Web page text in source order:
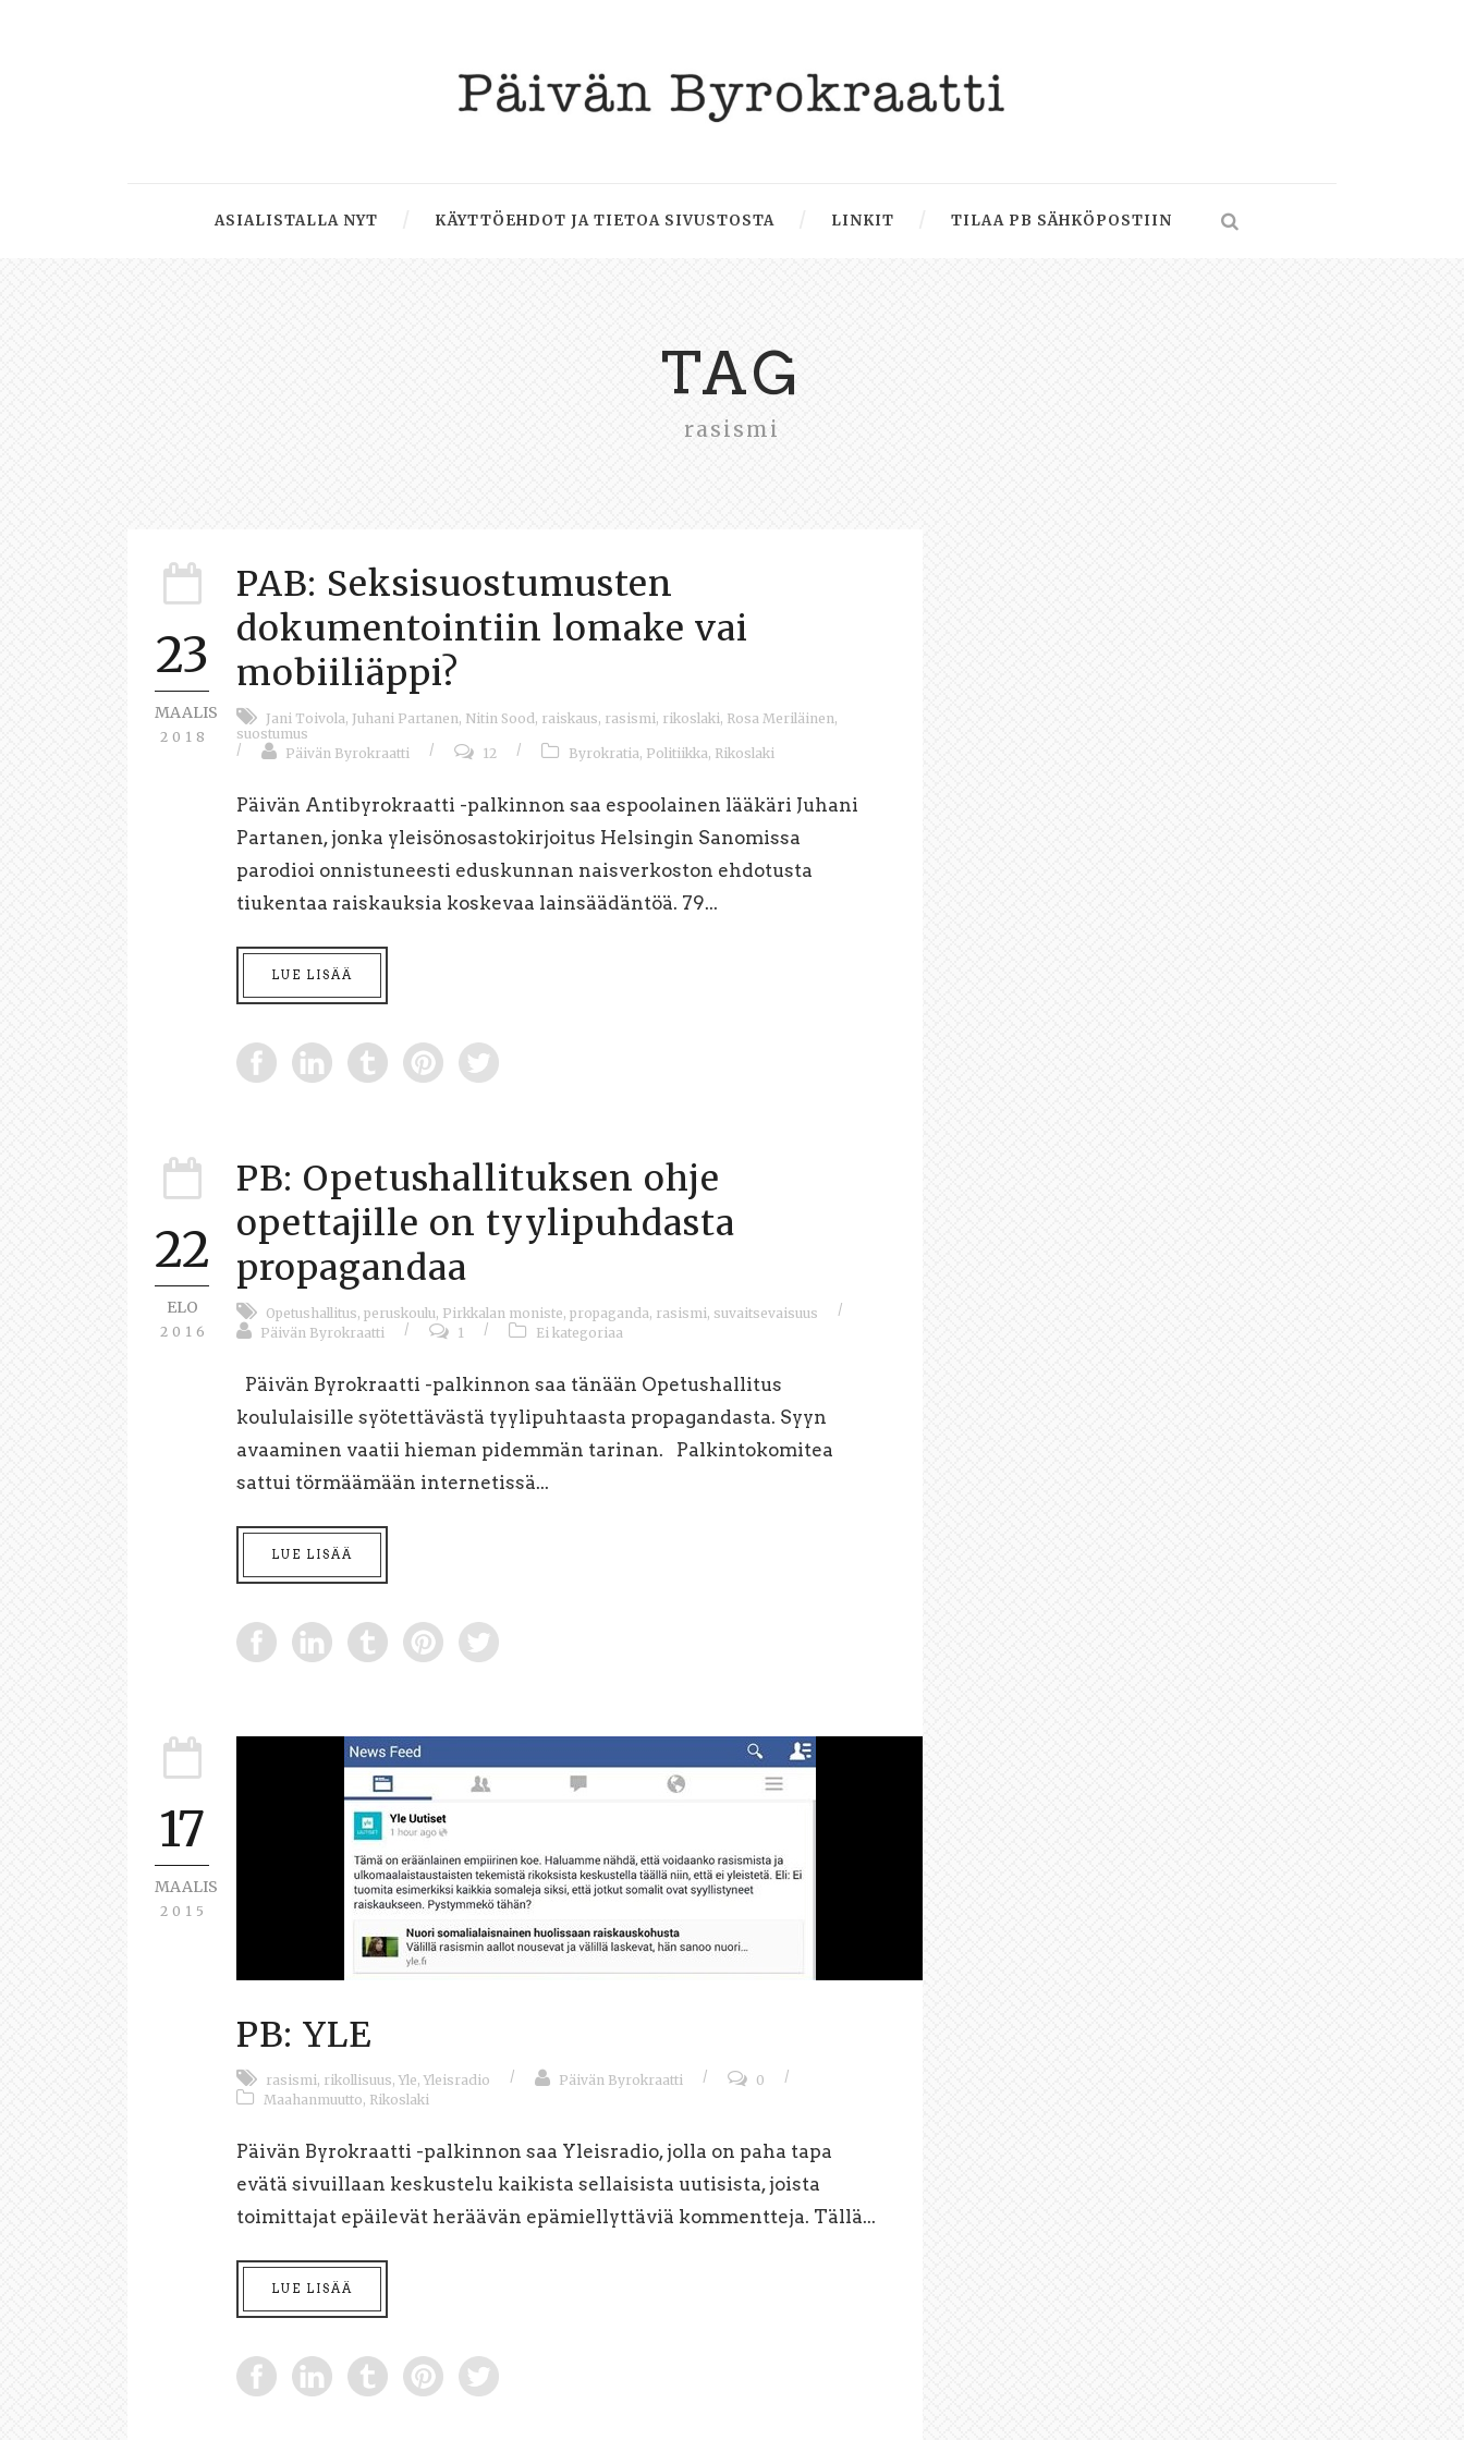
ASIALISTALLA NYT KÄYTTÖEHDOT JA TIETOA SIVUSTOSTA LINKIT TILAA PB SÄHKÖPOSTIIN
TAG
rasismi
23
MAALIS
2018
PAB: Seksisuostumusten
dokumentointiin lomake vai
mobiiliäppi?
Jani Toivola, Juhani Partanen, Nitin Sood, raiskaus, rasismi, rikoslaki, Rosa Meriläinen,
suostumus
/
Päivän Byrokraatti / 12 / Byrokratia, Politiikka, Rikoslaki
Päivän Antibyrokraatti -palkinnon saa espoolainen lääkäri Juhani
Partanen, jonka yleisönosastokirjoitus Helsingin Sanomissa
parodioi onnistuneesti eduskunnan naisverkoston ehdotusta
tiukentaa raiskauksia koskevaa lainsäädäntöä. 79...
LUE LISÄÄ
22
ELO
2016
PB: Opetushallituksen ohje
opettajille on tyylipuhdasta
propagandaa
Opetushallitus, peruskoulu, Pirkkalan moniste, propaganda, rasismi, suvaitsevaisuus
/
Päivän Byrokraatti
/ 1 / Ei kategoriaa
Päivän Byrokraatti -palkinnon saa tänään Opetushallitus
koululaisille syötettävästä tyylipuhtaasta propagandasta. Syyn
avaaminen vaatii hieman pidemmän tarinan. Palkintokomitea
sattui törmäämään internetissä...
LUE LISÄÄ
17
MAALIS
2015
PB: YLE
rasismi, rikollisuus, Yle, Yleisradio / Päivän Byrokraatti / 0
/
Maahanmuutto, Rikoslaki
Päivän Byrokraatti -palkinnon saa Yleisradio, jolla on paha tapa
evätä sivuillaan keskustelu kaikista sellaisista uutisista, joista
toimittajat epäilevät heräävän epämiellyttäviä kommentteja. Tällä...
LUE LISÄÄ